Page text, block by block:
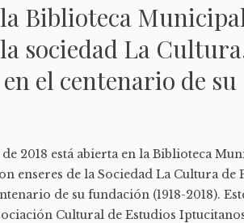
Biblioteca
sociedad La
el centenario de su
2018 está abierta en la Biblioteca
enseres de la Sociedad La Cultura de
de su fundación (1918-2018).
Cultural de Estudios